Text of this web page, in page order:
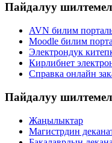
Пайдалуу
AVN билим
Moodle билим
Электрондук
Кирлибнет
Справка онлайн
Пайдалуу
Жаңылыктар
Магистрдин